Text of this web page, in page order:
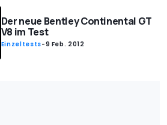
Der neue Bentley Continental GT
V8 im Test
Einzeltests-9 Feb. 2012